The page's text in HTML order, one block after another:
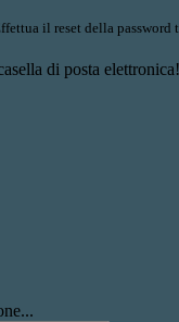
il reset della password
di posta elettronica!